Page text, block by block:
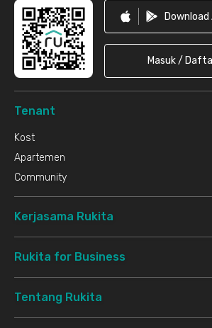
Download
Masuk /
Tenant
Kost
Apartemen
Community
Kerjasama Rukita
Rukita for Business
Tentang Rukita